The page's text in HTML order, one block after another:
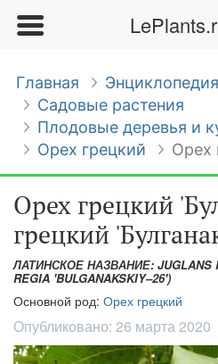
Главная
Энциклопедия
Садовые растения
Плодовые деревья и
Орех грецкий
Орех
Орех грецкий
грецкий
ЛАТИНСКОЕ НАЗВАНИЕ: JUGLANS
REGIA 'BULGANAKSKIY–26')
Основной род: Орех грецкий
Опубликовано: 26 марта 2020